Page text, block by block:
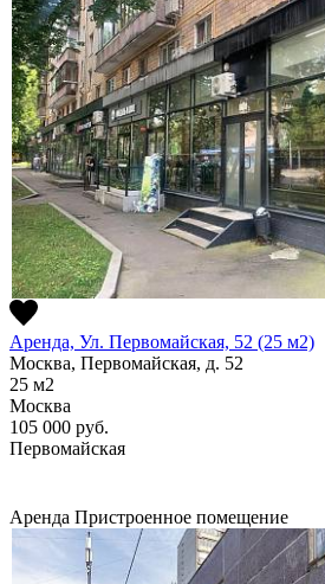
Аренда, Ул. Первомайская, 52 (25 м2)
Москва, Первомайская, д. 52
25 м2
Москва
105 000 руб.
Первомайская
Аренда Пристроенное помещение